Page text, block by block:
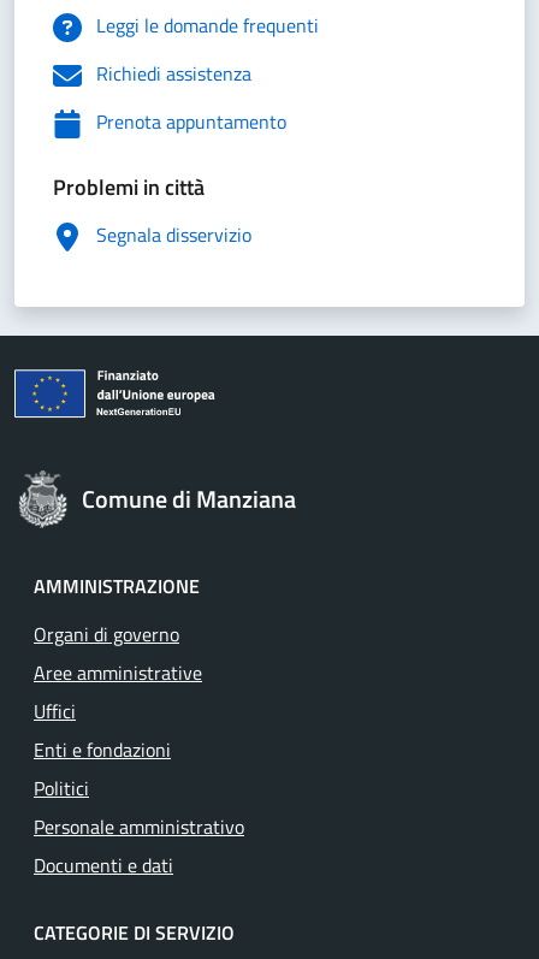
Leggi le domande frequenti
Richiedi assistenza
Prenota appuntamento
Problemi in città
Segnala disservizio
Comune di Manziana
AMMINISTRAZIONE
Organi di governo
Aree amministrative
Uffici
Enti e fondazioni
Politici
Personale amministrativo
Documenti e dati
CATEGORIE DI SERVIZIO